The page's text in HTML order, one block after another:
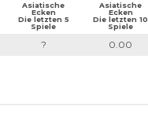
Asiatische
Ecken
Die letzten 5
Spiele
Asiatische
Ecken
Die letzten 10
Spiele
? 0.00